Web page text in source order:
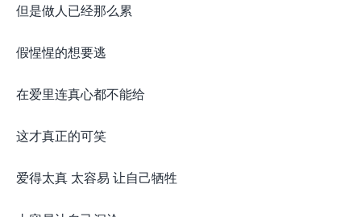
但是做人已经那么累
假惺惺的想要逃
在爱里连真心都不能给
这才真正的可笑
爱得太真 太容易 让自己牺牲